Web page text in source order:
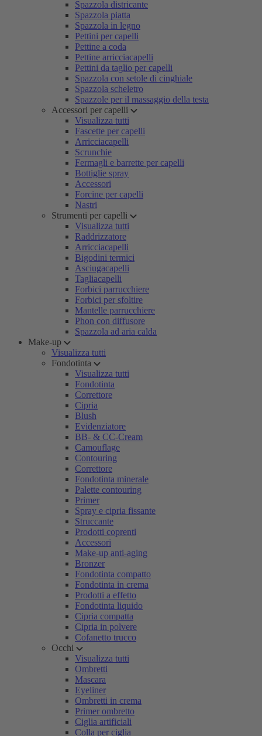
Spazzola districante
Spazzola piatta
Spazzola in legno
Pettini per capelli
Pettine a coda
Pettine arricciacapelli
Pettini da taglio per capelli
Spazzola con setole di cinghiale
Spazzola scheletro
Spazzole per il massaggio della testa
Accessori per capelli
Visualizza tutti
Fascette per capelli
Arricciacapelli
Scrunchie
Fermagli e barrette per capelli
Bottiglie spray
Accessori
Forcine per capelli
Nastri
Strumenti per capelli
Visualizza tutti
Raddrizzatore
Arricciacapelli
Bigodini termici
Asciugacapelli
Tagliacapelli
Forbici parrucchiere
Forbici per sfoltire
Mantelle parrucchiere
Phon con diffusore
Spazzola ad aria calda
Make-up
Visualizza tutti
Fondotinta
Visualizza tutti
Fondotinta
Correttore
Cipria
Blush
Evidenziatore
BB- & CC-Cream
Camouflage
Contouring
Correttore
Fondotinta minerale
Palette contouring
Primer
Spray e cipria fissante
Struccante
Prodotti coprenti
Accessori
Make-up anti-aging
Bronzer
Fondotinta compatto
Fondotinta in crema
Prodotti a effetto
Fondotinta liquido
Cipria compatta
Cipria in polvere
Cofanetto trucco
Occhi
Visualizza tutti
Ombretti
Mascara
Eyeliner
Ombretti in crema
Primer ombretto
Ciglia artificiali
Colla per ciglia